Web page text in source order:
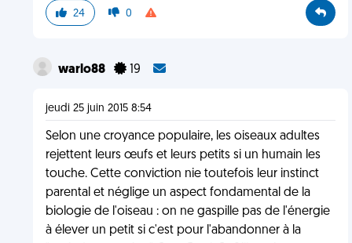
24 0
warlo88 19
jeudi 25 juin 2015 8:54
Selon une croyance populaire, les oiseaux adultes
rejettent leurs œufs et leurs petits si un humain les
touche. Cette conviction nie toutefois leur instinct
parental et néglige un aspect fondamental de la
biologie de l'oiseau : on ne gaspille pas de l'énergie
à élever un petit si c'est pour l'abandonner à la